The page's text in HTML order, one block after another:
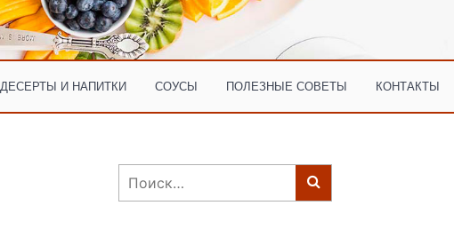
ДЕСЕРТЫ И НАПИТКИ СОУСЫ ПОЛЕЗНЫЕ СОВЕТЫ КОНТАКТЫ
Найти: